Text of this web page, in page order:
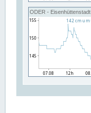
ODER - Eisenhüttenstadt